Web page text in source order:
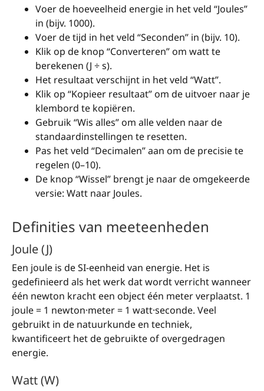
Voer de hoeveelheid energie in het veld “Joules”
in (bijv. 1000).
Voer de tijd in het veld “Seconden” in (bijv. 10).
Klik op de knop “Converteren” om watt te
berekenen (J ÷ s).
Het resultaat verschijnt in het veld “Watt”.
Klik op “Kopieer resultaat” om de uitvoer naar je
klembord te kopiëren.
Gebruik “Wis alles” om alle velden naar de
standaardinstellingen te resetten.
Pas het veld “Decimalen” aan om de precisie te
regelen (0–10).
De knop “Wissel” brengt je naar de omgekeerde
versie: Watt naar Joules.
Definities van meeteenheden
Joule (J)
Een joule is de SI-eenheid van energie. Het is
gedefinieerd als het werk dat wordt verricht wanneer
één newton kracht een object één meter verplaatst. 1
joule = 1 newton·meter = 1 watt·seconde. Veel
gebruikt in de natuurkunde en techniek,
kwantificeert het de gebruikte of overgedragen
energie.
Watt (W)